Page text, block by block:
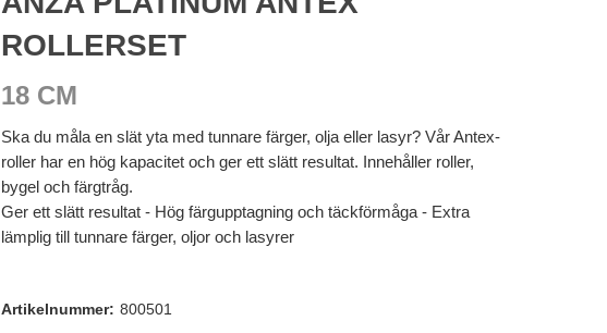
ROLLERSET
18 CM
Ska du måla en slät yta med tunnare färger, olja eller lasyr? Vår Antex-
roller har en hög kapacitet och ger ett slätt resultat. Innehåller roller,
bygel och färgtråg.
Ger ett slätt resultat - Hög färgupptagning och täckförmåga - Extra
lämplig till tunnare färger, oljor och lasyrer
Artikelnummer: 800501